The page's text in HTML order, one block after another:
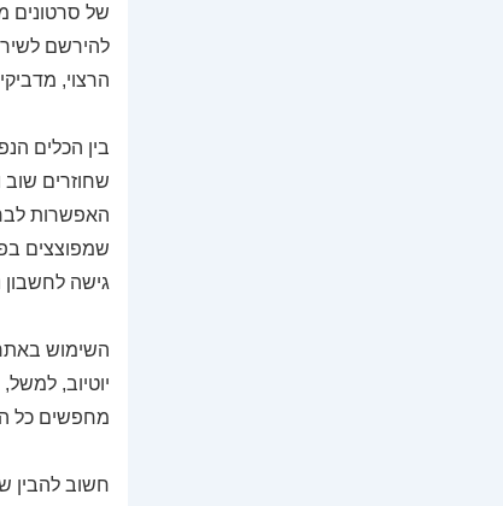
של סרטונים
הרצוי,
שחוזרים
האפשרות
שמפוצצים
גישה
השימוש
יוטיוב,
מחפשים כל
חשוב להבין